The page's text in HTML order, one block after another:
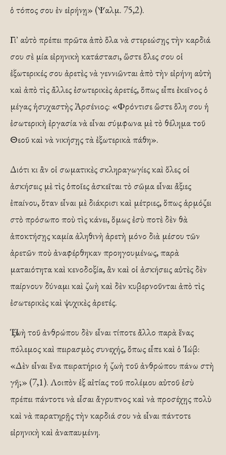
ὁ τόπος σου ἐν εἰρήνῃ» (Ψαλμ. 75,2).
Γι᾿ αὐτὸ πρέπει πρῶτα ἀπὸ ὅλα νὰ στερεώσῃς τὴν καρδιά
σου σὲ μία εἰρηνικὴ κατάστασι, ὥστε ὅλες σου οἱ
ἐξωτερικές σου ἀρετὲς νὰ γεννιῶνται ἀπὸ τὴν εἰρήνη αὐτὴ
καὶ ἀπὸ τὶς ἄλλες ἐσωτερικὲς ἀρετές, ὅπως εἶπε ἐκεῖνος ὁ
μέγας ἡσυχαστὴς Ἀρσένιος: «Φρόντισε ὥστε ὅλη σου ἡ
ἐσωτερικὴ ἐργασία νὰ εἶναι σύμφωνα μὲ τὸ θέλημα τοῦ
Θεοῦ καὶ νὰ νικήσῃς τὰ ἐξωτερικὰ πάθη».
Διότι κι ἂν οἱ σωματικὲς σκληραγωγίες καὶ ὅλες οἱ
ἀσκήσεις μὲ τὶς ὁποῖες ἀσκεῖται τὸ σῶμα εἶναι ἄξιες
ἐπαίνου, ὅταν εἶναι μὲ διάκρισι καὶ μέτριες, ὅπως ἁρμόζει
στὸ πρόσωπο ποὺ τὶς κάνει, ὅμως ἐσὺ ποτὲ δὲν θὰ
ἀποκτήσῃς καμία ἀληθινὴ ἀρετὴ μόνο διὰ μέσου τῶν
ἀρετῶν ποὺ ἀναφέρθηκαν προηγουμένως, παρὰ
ματαιότητα καὶ κενοδοξία, ἂν καὶ οἱ ἀσκήσεις αὐτὲς δὲν
παίρνουν δύναμι καὶ ζωὴ καὶ δὲν κυβερνοῦνται ἀπὸ τὶς
ἐσωτερικὲς καὶ ψυχικὲς ἀρετές.
Ἡ ζωὴ τοῦ ἀνθρώπου δὲν εἶναι τίποτε ἄλλο παρὰ ἕνας
πόλεμος καὶ πειρασμὸς συνεχής, ὅπως εἶπε καὶ ὁ Ἰώβ:
«Δὲν εἶναι ἕνα πειρατήριο ἡ ζωὴ τοῦ ἀνθρώπου πάνω στὴ
γῆ;» (7,1). Λοιπὸν ἐξ αἰτίας τοῦ πολέμου αὐτοῦ ἐσὺ
πρέπει πάντοτε νὰ εἶσαι ἄγρυπνος καὶ νὰ προσέχῃς πολὺ
καὶ νὰ παρατηρῇς τὴν καρδιά σου νὰ εἶναι πάντοτε
εἰρηνικὴ καὶ ἀναπαυμένη.